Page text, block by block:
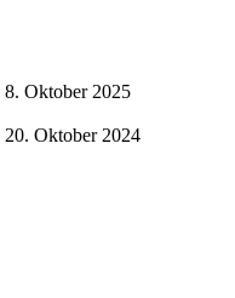
8. Oktober 2025
20. Oktober 2024